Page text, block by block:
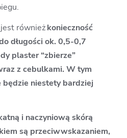
równieżkonieczność
długości ok. 0,5-0,7
plaster “zbierze”
z cebulkami. W tym
będzie niestety bardziej
i naczyniową skórą
są przeciwwskazaniem,